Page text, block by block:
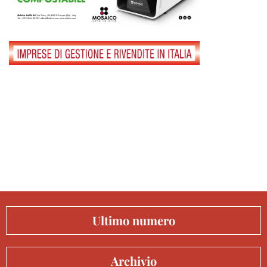
Ultimo numero
Archivio